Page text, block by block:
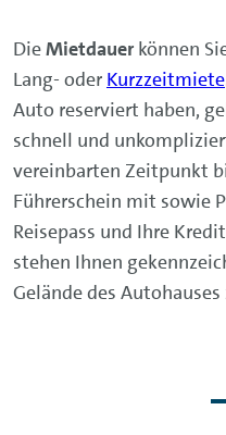
DieMietdauer können
Lang- oder Kurzzeitmiete
Auto reserviert haben,
schnell und
vereinbarten Zeitpunkt
Führerschein mit sowie
Reisepass und Ihre
stehen Ihnen
Gelände des